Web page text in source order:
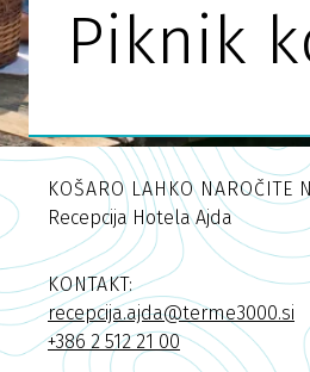
Piknik
KOŠARO LAHKO NAROČITE
Recepcija Hotela Ajda
KONTAKT:
recepcija.ajda@terme3000.si
+386 2 512 21 00